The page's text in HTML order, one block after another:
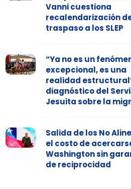
Vanni cuestiona
recalendarización
traspaso a los SLEP
“Ya no es un
excepcional, es una
realidad
diagnóstico del
Jesuita sobre la
Salida de los No
el costo de
Washington sin
de reciprocidad